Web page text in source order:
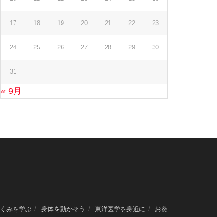
17 18 19 20 21 22 23
24 25 26 27 28 29 30
31
« 9月
みを学ぶ 身体を動かそう 東洋医学を身近に お灸